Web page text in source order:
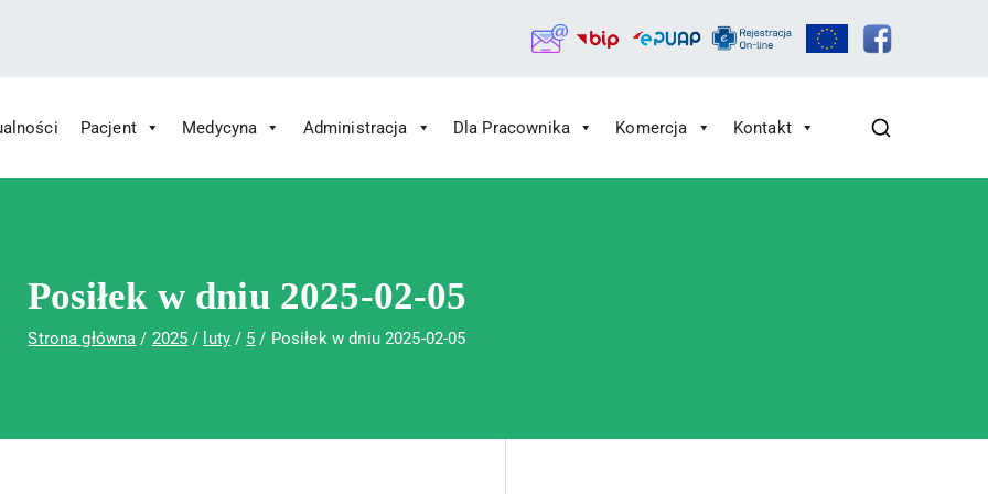
Św. Rafała w Czerwonej Górze
Rafała w Czerwonej Górze
Pacjent Medycyna Administracja Dla Pracownika Komercja Kontakt
Posiłek w dniu 2025-02-05
Strona główna 2025 luty 5 Posiłek w dniu 2025-02-05